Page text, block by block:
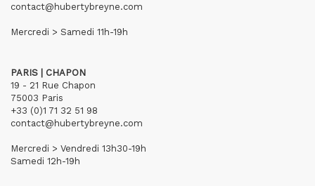
contact@hubertybreyne.com
Mercredi > Samedi 11h-19h
PARIS | CHAPON
19 - 21 Rue Chapon
75003 Paris
+33 (0)1 71 32 51 98
contact@hubertybreyne.com
Mercredi > Vendredi 13h30-19h
Samedi 12h-19h